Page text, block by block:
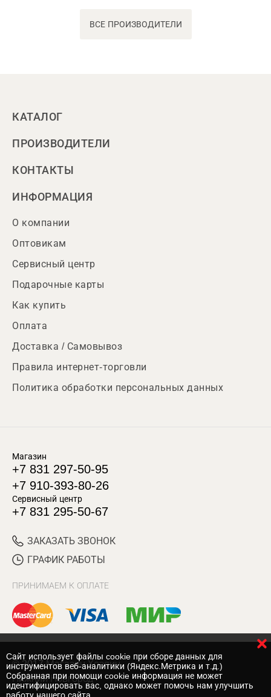
ВСЕ ПРОИЗВОДИТЕЛИ
КАТАЛОГ
ПРОИЗВОДИТЕЛИ
КОНТАКТЫ
ИНФОРМАЦИЯ
О компании
Оптовикам
Сервисный центр
Подарочные карты
Как купить
Оплата
Доставка / Самовывоз
Правила интернет-торговли
Политика обработки персональных данных
Магазин
+7 831 297-50-95
+7 910-393-80-26
Сервисный центр
+7 831 295-50-67
ЗАКАЗАТЬ ЗВОНОК
ГРАФИК РАБОТЫ
ПРИНИМАЕМ К ОПЛАТЕ
© 2017 Магазин Хозяин
Нижний Новгород
Cайт использует файлы cookie при сборе данных для
инструментов веб-аналитики (Яндекс.Метрика и т.д.)
Собранная при помощи cookie информация не может
идентифицировать вас, однако может помочь нам улучшить